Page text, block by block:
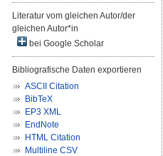
Literatur vom gleichen Autor/der
gleichen Autor*in
bei Google Scholar
Bibliografische Daten exportieren
ASCII Citation
BibTeX
EP3 XML
EndNote
HTML Citation
Multiline CSV